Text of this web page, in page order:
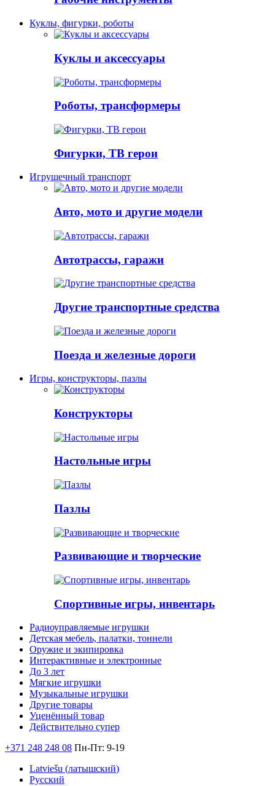
Куклы, фигурки, роботы
Куклы и аксессуары
Роботы, трансформеры
Фигурки, ТВ герои
Игрушечный транспорт
Авто, мото и другие модели
Автотрассы, гаражи
Другие транспортные средства
Поезда и железные дороги
Игры, конструкторы, пазлы
Конструкторы
Настольные игры
Пазлы
Развивающие и творческие
Спортивные игры, инвентарь
Радиоуправляемые игрушки
Детская мебель, палатки, тоннели
Оружие и экипировка
Интерактивные и электронные
До 3 лет
Мягкие игрушки
Музыкальные игрушки
Другие товары
Уценённый товар
Действительно супер
+371 248 248 08 Пн-Пт: 9-19
Latviešu (латышский)
Русский